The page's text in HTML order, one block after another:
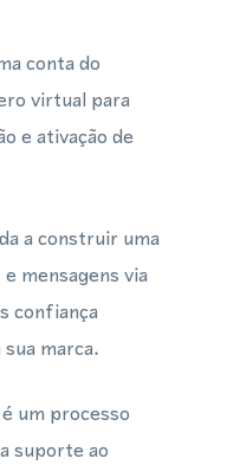
conta do
virtual para
e ativação de
a construir uma
mensagens via
confiança
marca.
um processo
suporte ao